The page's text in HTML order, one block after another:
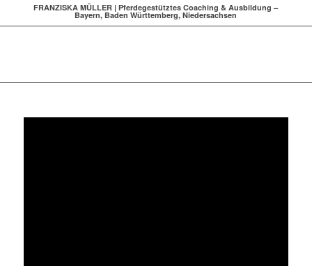
FRANZISKA MÜLLER | Pferdegestütztes Coaching & Ausbildung –
Bayern, Baden Württemberg, Niedersachsen